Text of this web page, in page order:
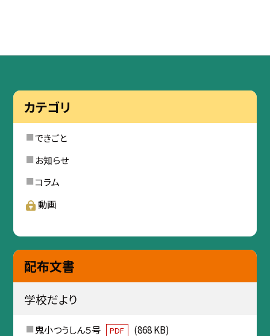
カテゴリ
できごと
お知らせ
コラム
動画
配布文書
学校だより
鬼小つうしん５号 PDF
(868 KB)